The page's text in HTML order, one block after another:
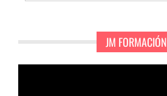
JM FORMACIÓN